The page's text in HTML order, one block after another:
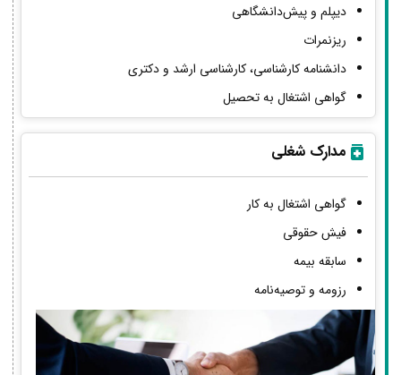
دیپلم و پیش‌دانشگاهی
ریزنمرات
دانشنامه کارشناسی، کارشناسی ارشد و دکتری
گواهی اشتغال به تحصیل
مدارک شغلی
گواهی اشتغال به کار
فیش حقوقی
سابقه بیمه
رزومه و توصیه‌نامه